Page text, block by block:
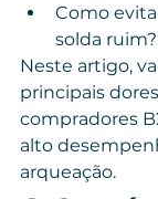
Como
solda ruim?
Neste artigo,
principais
compradores
alto
arqueação.